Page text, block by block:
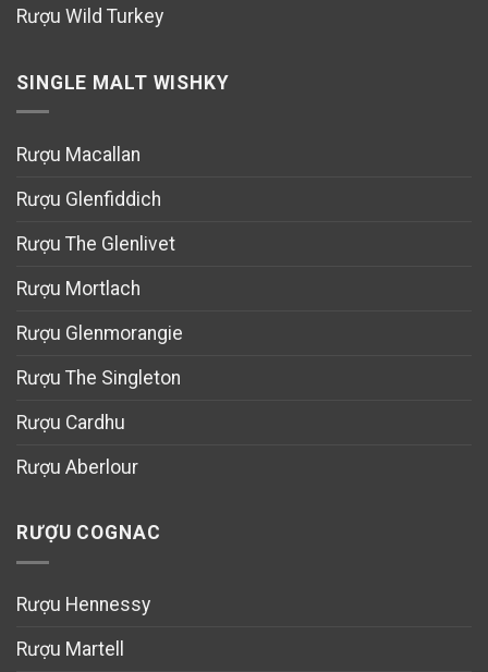
Rượu Wild Turkey
SINGLE MALT WISHKY
Rượu Macallan
Rượu Glenfiddich
Rượu The Glenlivet
Rượu Mortlach
Rượu Glenmorangie
Rượu The Singleton
Rượu Cardhu
Rượu Aberlour
RƯỢU COGNAC
Rượu Hennessy
Rượu Martell